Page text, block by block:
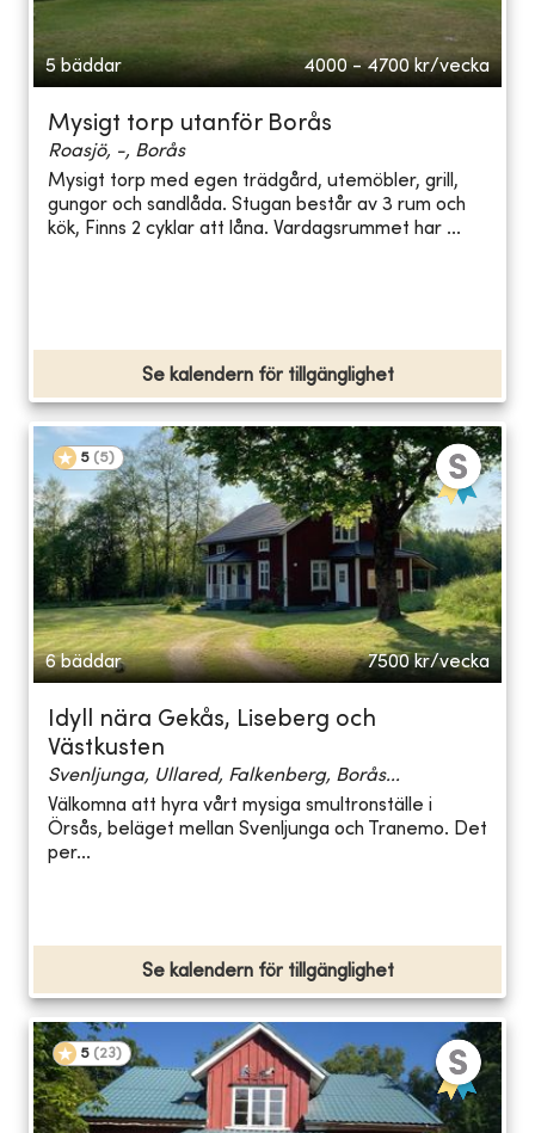
5 bäddar 4000 - 4700 kr/vecka
Mysigt torp utanför Borås
Roasjö, -, Borås
Mysigt torp med egen trädgård, utemöbler, grill,
gungor och sandlåda. Stugan består av 3 rum och
kök, Finns 2 cyklar att låna. Vardagsrummet har ...
Se kalendern för tillgänglighet
5 (5)
6 bäddar 7500 kr/vecka
Idyll nära Gekås, Liseberg och
Västkusten
Svenljunga, Ullared, Falkenberg, Borås...
Välkomna att hyra vårt mysiga smultronställe i
Örsås, beläget mellan Svenljunga och Tranemo. Det
per...
Se kalendern för tillgänglighet
5 (23)